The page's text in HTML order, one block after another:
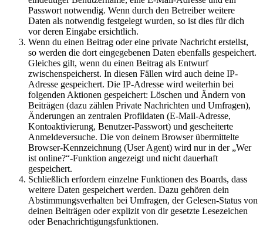
Passwort notwendig. Wenn durch den Betreiber weitere
Daten als notwendig festgelegt wurden, so ist dies für dich
vor deren Eingabe ersichtlich.
Wenn du einen Beitrag oder eine private Nachricht erstellst,
so werden die dort eingegebenen Daten ebenfalls gespeichert.
Gleiches gilt, wenn du einen Beitrag als Entwurf
zwischenspeicherst. In diesen Fällen wird auch deine IP-
Adresse gespeichert. Die IP-Adresse wird weiterhin bei
folgenden Aktionen gespeichert: Löschen und Ändern von
Beiträgen (dazu zählen Private Nachrichten und Umfragen),
Änderungen an zentralen Profildaten (E-Mail-Adresse,
Kontoaktivierung, Benutzer-Passwort) und gescheiterte
Anmeldeversuche. Die von deinem Browser übermittelte
Browser-Kennzeichnung (User Agent) wird nur in der „Wer
ist online?“-Funktion angezeigt und nicht dauerhaft
gespeichert.
Schließlich erfordern einzelne Funktionen des Boards, dass
weitere Daten gespeichert werden. Dazu gehören dein
Abstimmungsverhalten bei Umfragen, der Gelesen-Status von
deinen Beiträgen oder explizit von dir gesetzte Lesezeichen
oder Benachrichtigungsfunktionen.